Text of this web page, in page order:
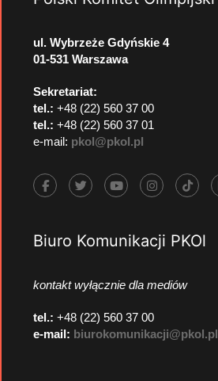
ul. Wybrzeże Gdyńskie 4
01-531 Warszawa
Sekretariat:
tel.: +48 (22) 560 37 00
tel.: +48 (22) 560 37 01
e-mail: pkol@pkol.pl
Biuro Komunikacji PKOl
kontakt wyłącznie dla mediów
tel.: +48 (22) 560 37 00
e-mail: biurokomunikacji@pkol.pl